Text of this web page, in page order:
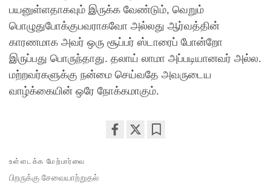
பயனுள்ளதாகவும் இருக்க வேண்டும், வெறும்
பொழுதுபோக்குபவராகவோ அல்லது ஆர்வத்தின்
காரணமாக அவர் ஒரு சூப்பர் ஸ்டாரைப் போன்றோ
இருப்பது பொருந்தாது. தலாய் லாமா அப்படியானவர் அல்ல.
மற்றவர்களுக்கு நன்மை செய்வதே அவருடைய
வாழ்க்கையின் ஒரே நோக்கமாகும்.
உள்ளடக்க மேற்பார்வை
பிறருக்கு சேவையாற்றுதல்